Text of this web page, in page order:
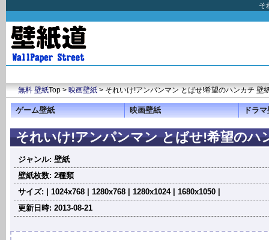
そ
無料 壁紙Top >映画壁紙> それいけ!アンパンマン とばせ!希望のハンカチ 壁
ゲーム壁紙 映画壁紙 ドラ
それいけ!アンパンマン とばせ!希望のハ
ジャンル: 壁紙
壁紙枚数: 2種類
サイズ: | 1024x768 | 1280x768 | 1280x1024 | 1680x1050 |
更新日時: 2013-08-21